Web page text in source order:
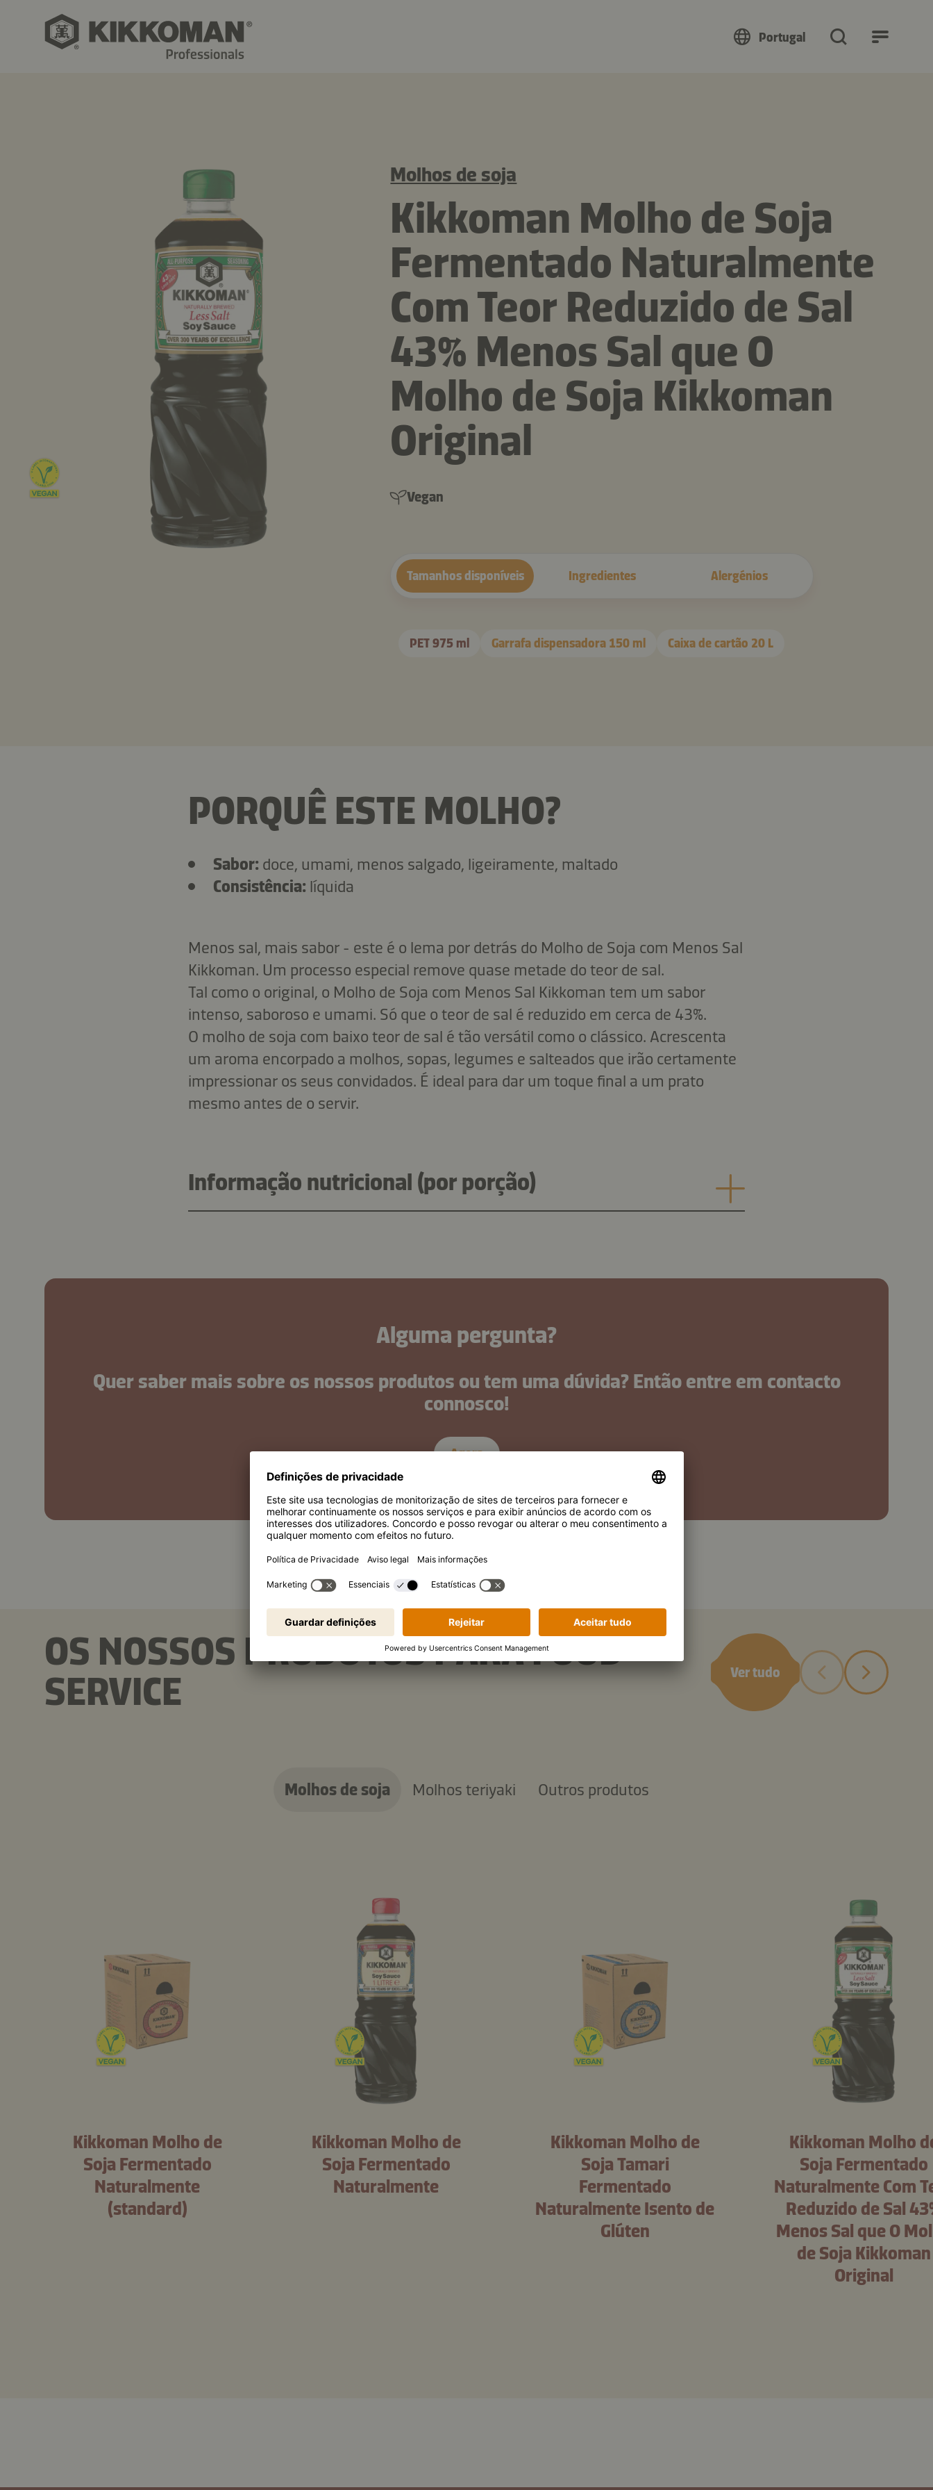
Portugal
Molhos de soja
Kikkoman Molho de Soja
Fermentado Naturalmente
Com Teor Reduzido de Sal
43% Menos Sal que O
Molho de Soja Kikkoman
Original
Vegan
Tamanhos disponíveis Ingredientes Alergénios
PET 975 ml Garrafa dispensadora 150 ml Caixa de cartão 20 L
PORQUÊ ESTE MOLHO?
Sabor: doce, umami, menos salgado, ligeiramente, maltado
Consistência: líquida
Menos sal, mais sabor - este é o lema por detrás do Molho de Soja com Menos Sal
Kikkoman. Um processo especial remove quase metade do teor de sal.
Tal como o original, o Molho de Soja com Menos Sal Kikkoman tem um sabor
intenso, saboroso e umami. Só que o teor de sal é reduzido em cerca de 43%.
O molho de soja com baixo teor de sal é tão versátil como o clássico. Acrescenta
um aroma encorpado a molhos, sopas, legumes e salteados que irão certamente
impressionar os seus convidados. É ideal para dar um toque final a um prato
mesmo antes de o servir.
Informação nutricional (por porção)
Alguma pergunta?
Quer saber mais sobre os nossos produtos ou tem uma dúvida? Então entre em contacto
connosco!
Agora
OS NOSSOS PRODUTOS PARA FOOD
SERVICE
Ver tudo
Molhos de soja Molhos teriyaki Outros produtos
Kikkoman Molho de
Soja Fermentado
Naturalmente
(standard)
Kikkoman Molho de
Soja Fermentado
Naturalmente
Kikkoman Molho de
Soja Tamari
Fermentado
Naturalmente Isento de
Glúten
Kikkoman Molho
Soja Fermentado
Naturalmente Com
Reduzido de Sal
Menos Sal que O
de Soja Kikkoman
Original